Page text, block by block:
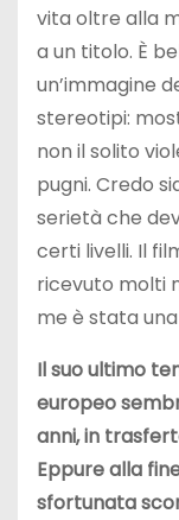
vita oltre alla
a un titolo. È
un’immagine
stereotipi:
non il solito
pugni. Credo
serietà che
certi livelli. Il
ricevuto molti
me è stata
Il suo ultimo
europeo
anni, in
Eppure alla
sfortunata